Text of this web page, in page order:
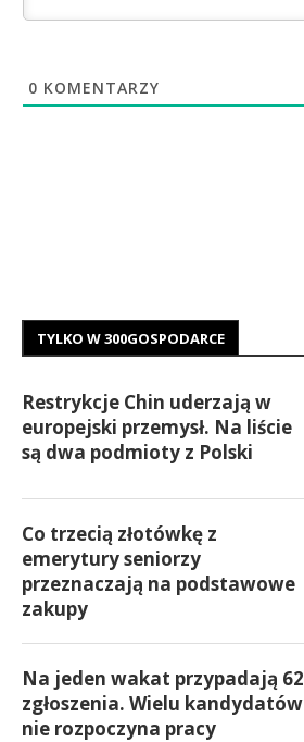
0 KOMENTARZY
TYLKO W 300GOSPODARCE
Restrykcje Chin uderzają w
europejski przemysł. Na liście
są dwa podmioty z Polski
Co trzecią złotówkę z
emerytury seniorzy
przeznaczają na podstawowe
zakupy
Na jeden wakat przypadają 62
zgłoszenia. Wielu kandydatów
nie rozpoczyna pracy